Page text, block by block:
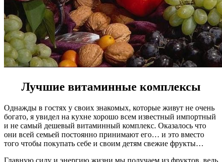
Лучшие витаминные комплексы
Однажды в гостях у своих знакомых, которые живут не очень
богато, я увидел на кухне хорошо всем известный импортный
и не самый дешевый витаминный комплекс. Оказалось что
они всей семьей постоянно принимают его… и это вместо
того чтобы покупать себе и своим детям свежие фрукты…
Главную силу и энергию жизни мы получаем из фруктов, ведь